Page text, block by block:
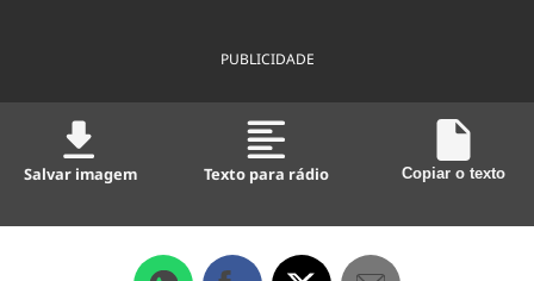
PUBLICIDADE
Salvar imagem Texto para rádio Copiar o texto